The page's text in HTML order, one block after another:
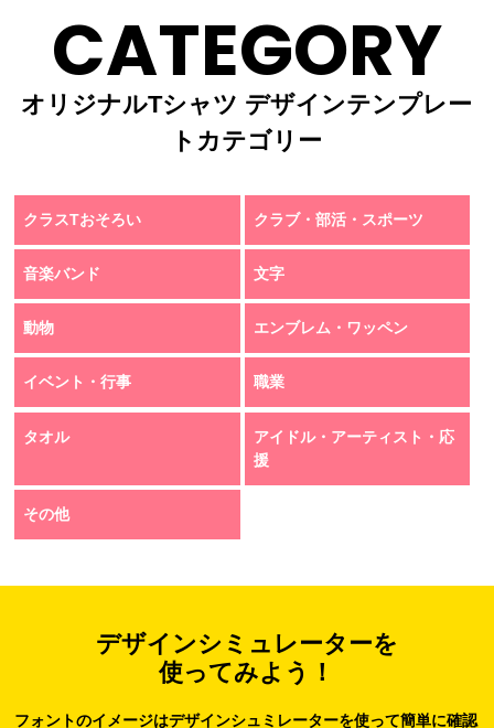
CATEGORY
オリジナルTシャツ デザインテンプレー
トカテゴリー
クラスTおそろい クラブ・部活・スポーツ
音楽バンド 文字
動物 エンブレム・ワッペン
イベント・行事 職業
タオル
アイドル・アーティスト・応
援
その他
デザインシミュレーターを
使ってみよう！
フォントのイメージはデザインシュミレーターを使って簡単に確認